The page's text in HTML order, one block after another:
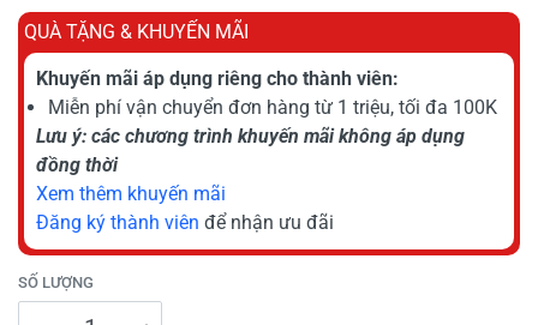
QUÀ TẶNG & KHUYẾN MÃI
Khuyến mãi áp dụng riêng cho thành viên:
Miễn phí vận chuyển đơn hàng từ 1 triệu, tối đa 100K
Lưu ý: các chương trình khuyến mãi không áp dụng
đồng thời
Xem thêm khuyến mãi
Đăng ký thành viên để nhận ưu đãi
SỐ LƯỢNG